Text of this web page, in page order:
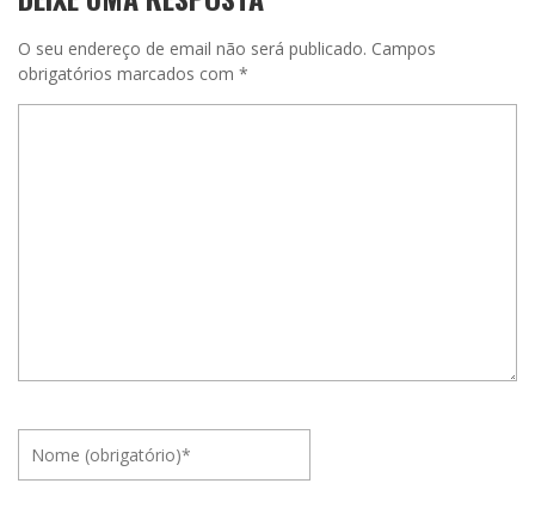
O seu endereço de email não será publicado. Campos
obrigatórios marcados com *